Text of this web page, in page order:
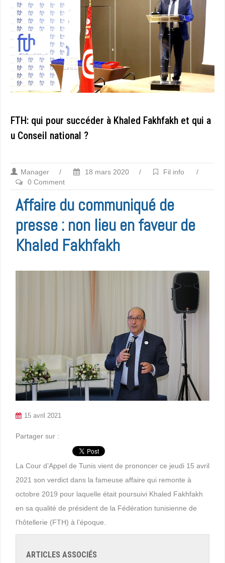
FTH: qui pour succéder à Khaled Fakhfakh et qui a
u Conseil national ?
Manager / 18 mars 2020 / Fil info
/
0 Comment
Affaire du communiqué de
presse : non lieu en faveur de
Khaled Fakhfakh
15 avril 2021
Partager sur :
La Cour d’Appel de Tunis vient de prononcer ce jeudi 15 avril
2021 son verdict dans la fameuse affaire qui remonte à
octobre 2019 pour laquelle était poursuivi Khaled Fakhfakh
en sa qualité de président de la Fédération tunisienne de
l’hôtellerie (FTH) à l’époque.
ARTICLES ASSOCIÉS